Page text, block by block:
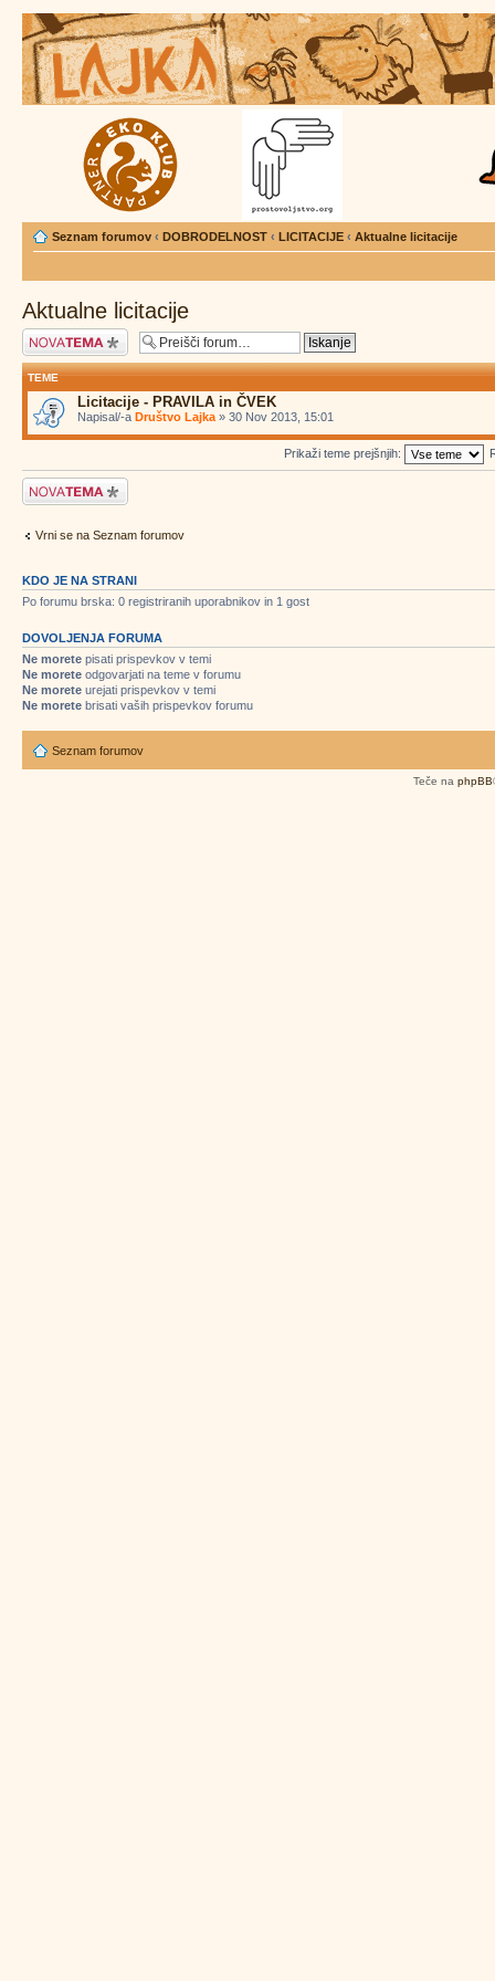
Seznam forumov ‹ DOBRODELNOST ‹ LICITACIJE ‹ Aktualne licitacije
Aktualne licitacije
Napiši novo temo
TEME
Licitacije - PRAVILA in ČVEK
Napisal/-a Društvo Lajka » 30 Nov 2013, 15:01
Prikaži teme prejšnjih:
Napiši novo temo
Vrni se na Seznam forumov
KDO JE NA STRANI
Po forumu brska: 0 registriranih uporabnikov in 1 gost
DOVOLJENJA FORUMA
Ne morete pisati prispevkov v temi
Ne morete odgovarjati na teme v forumu
Ne morete urejati prispevkov v temi
Ne morete brisati vaših prispevkov forumu
Seznam forumov
Teče na phpBB